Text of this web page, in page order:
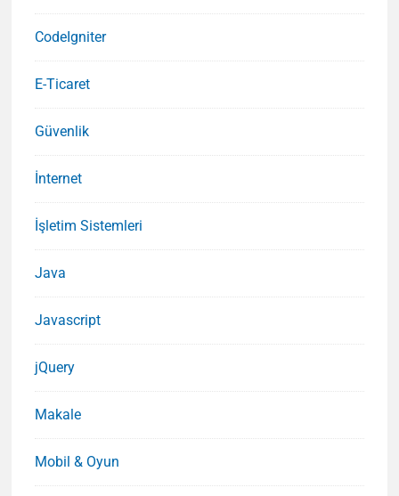
CodeIgniter
E-Ticaret
Güvenlik
İnternet
İşletim Sistemleri
Java
Javascript
jQuery
Makale
Mobil & Oyun